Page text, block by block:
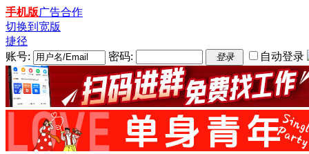
手机版广告合作
切换到宽版
捷径
账号:
密码: 登录 自动登录